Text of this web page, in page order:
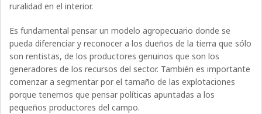
ruralidad en el interior.
Es fundamental pensar un modelo agropecuario donde se
pueda diferenciar y reconocer a los dueños de la tierra que sólo
son rentistas, de los productores genuinos que son los
generadores de los recursos del sector. También es importante
comenzar a segmentar por el tamaño de las explotaciones
porque tenemos que pensar políticas apuntadas a los
pequeños productores del campo.